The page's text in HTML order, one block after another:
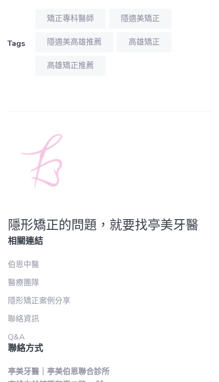
Tags
矯正專科醫師 隱適美矯正
隱適美高雄推薦 高雄矯正
高雄矯正推薦
隱形矯正的問題，就要找亭美牙醫
相關連結
伯恩中醫
醫療團隊
隱形矯正案例分享
聯絡資訊
Q&A
聯絡方式
亭美牙醫｜亭美伯恩聯合診所